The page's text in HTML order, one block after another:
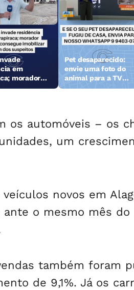
em
morador
consegue
Pet desaparecido:
envie uma foto do
animal para a TV
Gazeta
os automóveis – os
um
veículos novos em
ante o mesmo mês
também foram
de 9,1%. Já os